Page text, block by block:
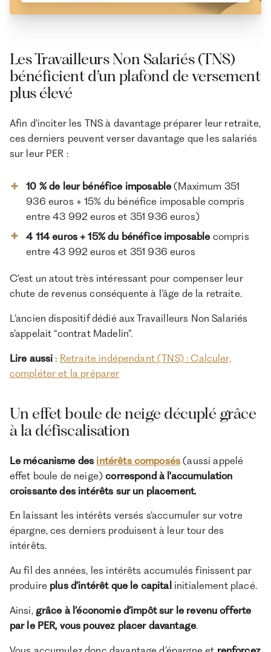
Les Travailleurs Non Salariés (TNS)
bénéficient d’un plafond de versement
plus élevé
Afin d’inciter les TNS à davantage préparer leur retraite,
ces derniers peuvent verser davantage que les salariés
sur leur PER :
10 % de leur bénéfice imposable(Maximum 351
936 euros + 15% du bénéfice imposable compris
entre 43 992 euros et 351 936 euros)
4 114 euros + 15% du bénéfice imposable compris
entre 43 992 euros et 351 936 euros
C’est un atout très intéressant pour compenser leur
chute de revenus conséquente à l’âge de la retraite.
L’ancien dispositif dédié aux Travailleurs Non Salariés
s’appelait “contrat Madelin”.
Lire aussi : Retraite indépendant (TNS) : Calculer,
compléter et la préparer
Un effet boule de neige décuplé grâce
à la défiscalisation
Le mécanisme des intérêts composés (aussi appelé
effet boule de neige)correspond à l'accumulation
croissante des intérêts sur un placement.
En laissant les intérêts versés s’accumuler sur votre
épargne, ces derniers produisent à leur tour des
intérêts.
Au fil des années, les intérêts accumulés finissent par
produire plus d’intérêt que le capital initialement placé.
Ainsi, grâce à l’économie d’impôt sur le revenu offerte
par le PER, vous pouvez placer davantage.